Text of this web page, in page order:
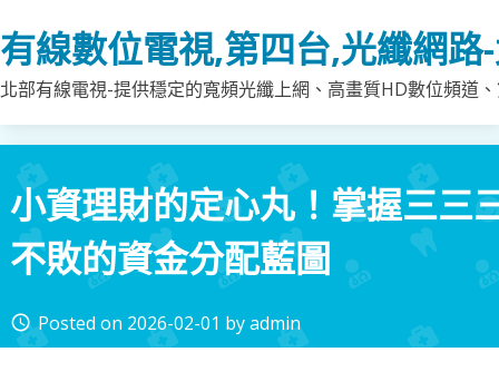
to
content
有線數位電視,第四台,光纖網路
北部有線電視-提供穩定的寬頻光纖上網、高畫質HD數位頻道
小資理財的定心丸！掌握三三
不敗的資金分配藍圖
access_time Posted on 2026-02-01 byadmin